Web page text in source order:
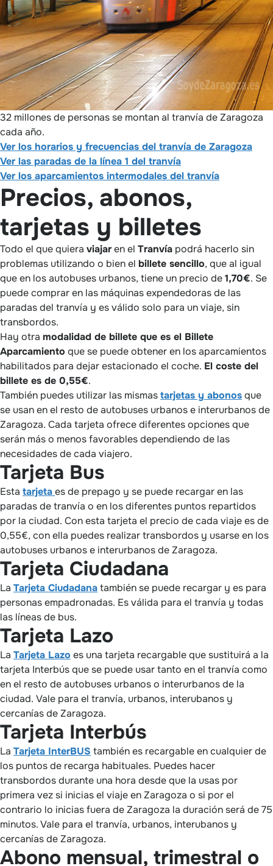
32 millones de personas se montan al tranvía de Zaragoza
cada año.
Ver los horarios y frecuencias del tranvía de Zaragoza
Ver las paradas de la línea 1 del tranvía
Ver los aparcamientos intermodales del tranvía
Precios, abonos,
tarjetas y billetes
Todo el que quiera viajaren el Tranvía podrá hacerlo sin
problemas utilizando o bien el billete sencillo, que al igual
que en los autobuses urbanos, tiene un precio de1,70€. Se
puede comprar en las máquinas expendedoras de las
paradas del tranvía y es válido solo para un viaje, sin
transbordos.
Hay otra modalidad de billete que es el Billete
Aparcamiento que se puede obtener en los aparcamientos
habilitados para dejar estacionado el coche. El coste del
billete es de 0,55€.
También puedes utilizar las mismastarjetas y abonosque
se usan en el resto de autobuses urbanos e interurbanos de
Zaragoza. Cada tarjeta ofrece diferentes opciones que
serán más o menos favorables dependiendo de las
necesidades de cada viajero.
Tarjeta Bus
Esta tarjetaes de prepago y se puede recargar en las
paradas de tranvía o en los diferentes puntos repartidos
por la ciudad. Con esta tarjeta el precio de cada viaje es de
0,55€, con ella puedes realizar transbordos y usarse en los
autobuses urbanos e interurbanos de Zaragoza.
Tarjeta Ciudadana
La Tarjeta Ciudadanatambién se puede recargar y es para
personas empadronadas. Es válida para el tranvía y todas
las líneas de bus.
Tarjeta Lazo
La Tarjeta Lazo es una tarjeta recargable que sustituirá a la
tarjeta Interbús que se puede usar tanto en el tranvía como
en el resto de autobuses urbanos o interurbanos de la
ciudad. Vale para el tranvía, urbanos, interubanos y
cercanías de Zaragoza.
Tarjeta Interbús
La Tarjeta InterBUS también es recargable en cualquier de
los puntos de recarga habituales. Puedes hacer
transbordos durante una hora desde que la usas por
primera vez si inicias el viaje en Zaragoza o si por el
contrario lo inicias fuera de Zaragoza la duración será de 75
minutos. Vale para el tranvía, urbanos, interubanos y
cercanías de Zaragoza.
Abono mensual, trimestral o